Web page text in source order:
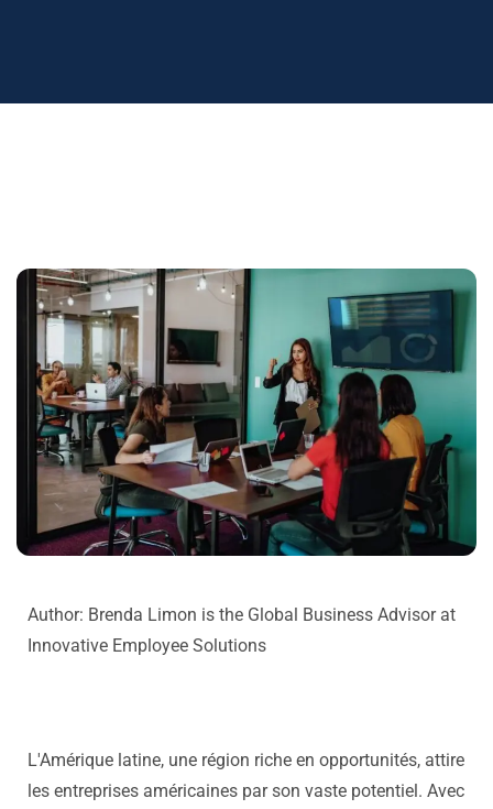
Author: Brenda Limon is the Global Business Advisor at
Innovative Employee Solutions
L'Amérique latine, une région riche en opportunités, attire
les entreprises américaines par son vaste potentiel. Avec